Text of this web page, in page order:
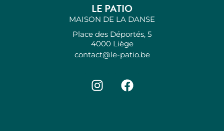
LE PATIO
MAISON DE LA DANSE
Place des Déportés, 5
4000 Liège
contact@le-patio.be